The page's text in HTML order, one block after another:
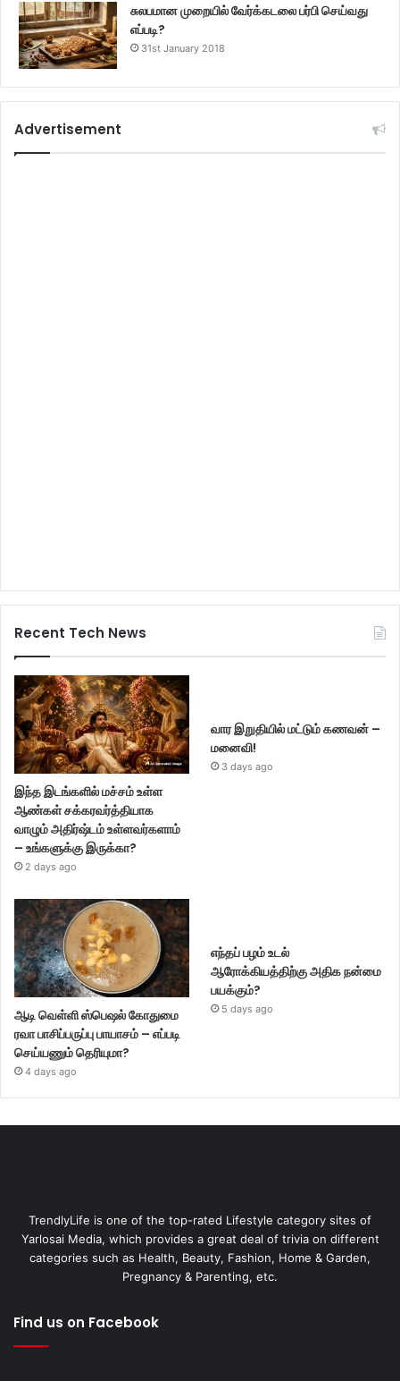
சுலபமான முறையில் வேர்க்கடலை பர்பி செய்வது
எப்படி?
31st January 2018
Advertisement
Recent Tech News
இந்த இடங்களில் மச்சம் உள்ள
ஆண்கள் சக்கரவர்த்தியாக
வாழும் அதிர்ஷ்டம் உள்ளவர்களாம்
– உங்களுக்கு இருக்கா?
2 days ago
வார இறுதியில் மட்டும் கணவன் –
மனைவி!
3 days ago
ஆடி வெள்ளி ஸ்பெஷல் கோதுமை
ரவா பாசிப்பருப்பு பாயாசம் – எப்படி
செய்யணும் தெரியுமா?
4 days ago
எந்தப் பழம் உடல்
ஆரோக்கியத்திற்கு அதிக நன்மை
பயக்கும்?
5 days ago
TrendlyLife is one of the top-rated Lifestyle category sites of
Yarlosai Media, which provides a great deal of trivia on different
categories such as Health, Beauty, Fashion, Home & Garden,
Pregnancy & Parenting, etc.
Find us on Facebook